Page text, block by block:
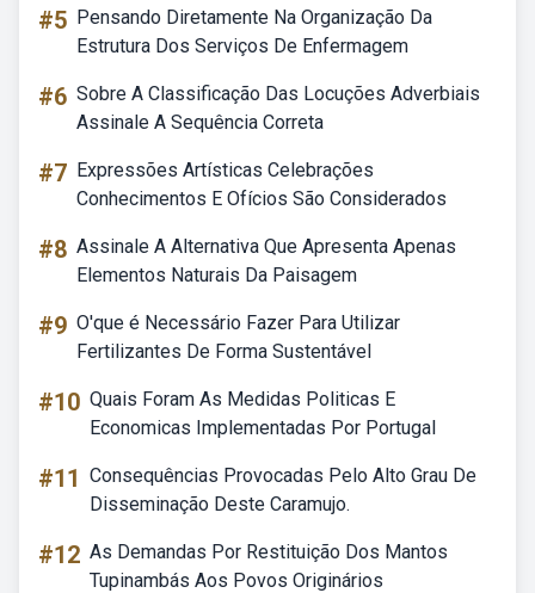
#5 Pensando Diretamente Na Organização Da
Estrutura Dos Serviços De Enfermagem
#6 Sobre A Classificação Das Locuções Adverbiais
Assinale A Sequência Correta
#7 Expressões Artísticas Celebrações
Conhecimentos E Ofícios São Considerados
#8 Assinale A Alternativa Que Apresenta Apenas
Elementos Naturais Da Paisagem
#9 O'que é Necessário Fazer Para Utilizar
Fertilizantes De Forma Sustentável
#10 Quais Foram As Medidas Politicas E
Economicas Implementadas Por Portugal
#11 Consequências Provocadas Pelo Alto Grau De
Disseminação Deste Caramujo.
#12 As Demandas Por Restituição Dos Mantos
Tupinambás Aos Povos Originários